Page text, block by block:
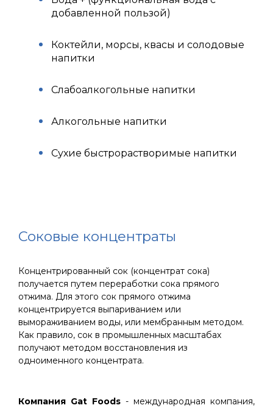
добавленной пользой)
Коктейли, морсы, квасы и солодовые
напитки
Слабоалкогольные напитки
Алкогольные напитки
Сухие быстрорастворимые напитки
Соковые концентраты
Концентрированный сок (концентрат сока)
получается путем переработки сока прямого
отжима. Для этого сок прямого отжима
концентрируется выпариванием или
вымораживанием воды, или мембранным методом.
Как правило, сок в промышленных масштабах
получают методом восстановления из
одноименного концентрата.
Компания Gat Foods - международная компания,